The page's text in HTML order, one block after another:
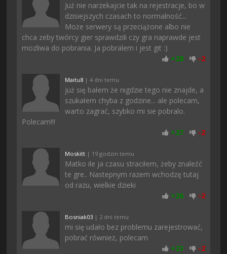
Już nie narzekajcie tak na rejestracje, bo w
dzisiejszych czasach to normalność...
Może serwery są przeciążone albo nie
chca zeby twórcy gier sprawdzili czy gra naprawde jest
mozliwa do pobrania. Ja pobralem i jest git :)
+28 -2
Maitu8 | 4 dni temu
już się bałem że nigdzie tego nie znajde, a
szukałem chyba z godzine... ale polecam,
warto zagrać, szybko mi sie pobralo.
Polecam!!!
+27 -2
Moskitt | 19 godzin temu
Matko ile ja czasu straciłem, żeby znaleźć
te gre.. Nastepnym razem wchodzę tutaj
od razu, wielkie dzieki
+26 -2
Bosniak03 | 2 dni temu
mi się udało bez problemu zarejestrować,
pobrać również, polecam
+23 -2